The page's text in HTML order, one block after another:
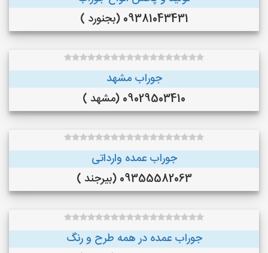
09381043431 (بجنورد )
جوراب مشهد
09029503410 (مشهد )
جوراب عمده وارداتی
09355582063 (بیرجند )
جوراب عمده در همه طرح و رنگ